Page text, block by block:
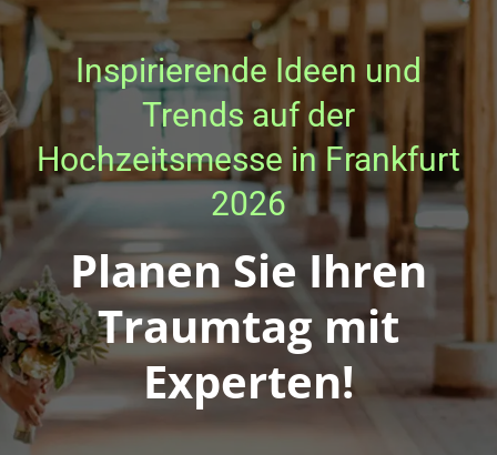
Inspirierende Ideen und
Trends auf der
Hochzeitsmesse in Frankfurt
2026
Planen Sie Ihren
Traumtag mit
Experten!